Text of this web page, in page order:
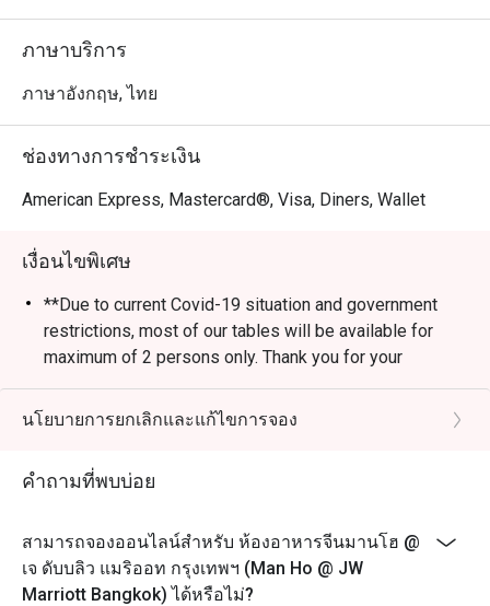
วันติ่มซำสุดหรูหรือมื้อค่ำฉลองกับครอบครัวที่เน้นรสชาติต้น
ตำรับ ส่วนนักท่องเที่ยวจะได้สัมผัสประสบการณ์การรับ
ประทานอาหารจีนชั้นเลิศในทำเลใจกลางเมืองที่เดินทางง่าย
・การจองผ่านแอปหรือเว็บไซต์ Eatigo เป็นวิธีที่ชาญฉลาด
ที่สุดในการรับประทานอาหาร เพียงเลือกช่วงเวลาที่คุณ
ภาษาบริการ
ภาษาอังกฤษ, ไทย
ช่องทางการชำระเงิน
American Express, Mastercard®, Visa, Diners, Wallet
เงื่อนไขพิเศษ
**Due to current Covid-19 situation and government
restrictions, most of our tables will be available for
maximum of 2 persons only. Thank you for your
understanding
From 1st January 2025 onwards:
Friday)
Price: 1,088++ (1,281 net)
- All You Can Eat Dim Sum Buffet Lunch (Saturday -
Sunday)
นโยบายการยกเลิกและแก้ไขการจอง
คำถามที่พบบ่อย
สามารถจองออนไลน์สำหรับ ห้องอาหารจีนมานโฮ @
เจ ดับบลิว แมริออท กรุงเทพฯ (Man Ho @ JW
Marriott Bangkok) ได้หรือไม่?